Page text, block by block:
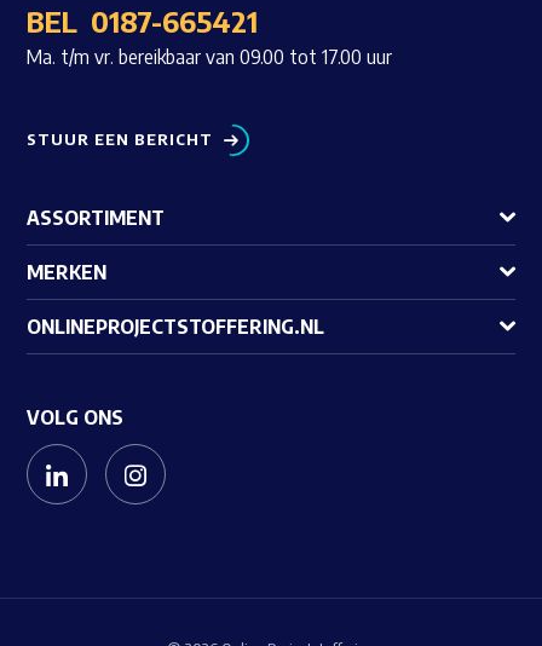
BEL 0187-665421
Ma. t/m vr. bereikbaar van 09.00 tot 17.00 uur
STUUR EEN BERICHT
ASSORTIMENT
MERKEN
ONLINEPROJECTSTOFFERING.NL
VOLG ONS